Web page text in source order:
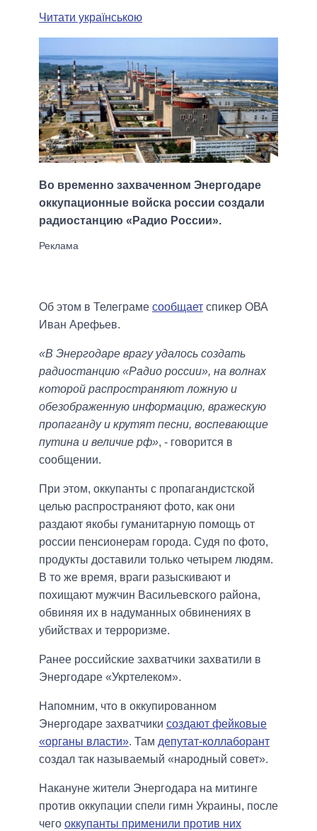
Читати українською
Во временно захваченном Энергодаре
оккупационные войска россии создали
радиостанцию ​​«Радио России».
Об этом в Телеграме сообщает спикер ОВА
Иван Арефьев.
«В Энергодаре врагу удалось создать
радиостанцию ​​«Радио россии», на волнах
которой распространяют ложную и
обезображенную информацию, вражескую
пропаганду и крутят песни, воспевающие
путина и величие рф», - говорится в
сообщении.
При этом, оккупанты с пропагандистской
целью распространяют фото, как они
раздают якобы гуманитарную помощь от
россии пенсионерам города. Судя по фото,
продукты доставили только четырем людям.
В то же время, враги разыскивают и
похищают мужчин Васильевского района,
обвиняя их в надуманных обвинениях в
убийствах и терроризме.
Ранее российские захватчики захватили в
Энергодаре «Укртелеком».
Напомним, что в оккупированном
Энергодаре захватчики создают фейковые
«органы власти». Там депутат-коллаборант
создал так называемый «народный совет».
Накануне жители Энергодара на митинге
против оккупации спели гимн Украины, после
чего оккупанты применили против них